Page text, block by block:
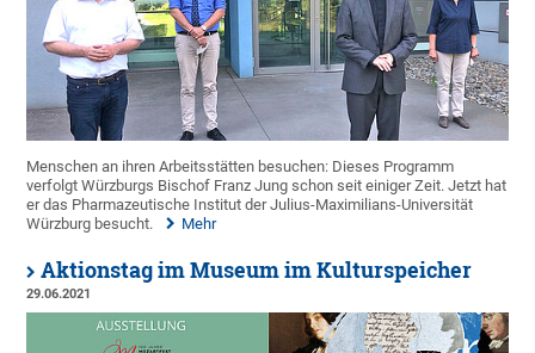
Menschen an ihren Arbeitsstätten besuchen: Dieses Programm
verfolgt Würzburgs Bischof Franz Jung schon seit einiger Zeit. Jetzt hat
er das Pharmazeutische Institut der Julius-Maximilians-Universität
Würzburg besucht.
Mehr
Aktionstag im Museum im Kulturspeicher
29.06.2021